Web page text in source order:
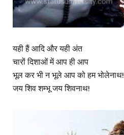
यही हैं आदि और यही अंत
चारों दिशाओं में आप ही आप
भूल कर भी न भूले आप को हम भोलेनाथ!
जय शिव शम्भू जय शिवनाथ!